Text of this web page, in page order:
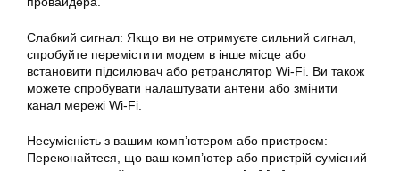
Слабкий сигнал: Якщо ви не отримуєте сильний сигнал,
спробуйте перемістити модем в інше місце або
встановити підсилювач або ретранслятор Wi-Fi. Ви також
можете спробувати налаштувати антени або змінити
канал мережі Wi-Fi.
Несумісність з вашим комп’ютером або пристроєм:
Переконайтеся, що ваш комп’ютер або пристрій сумісний